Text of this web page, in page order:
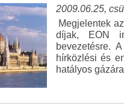
2009.06.25,
Megjelentek
díjak, EON
bevezetésre.
hírközlési és
hatályos